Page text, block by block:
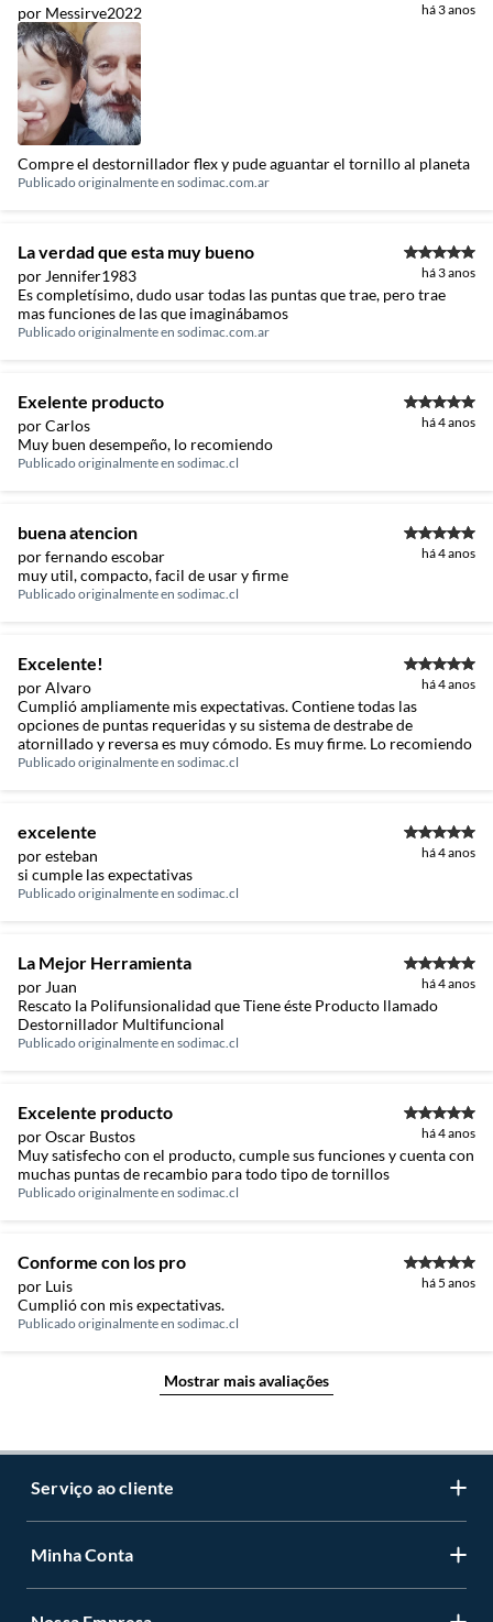
por Messirve2022 há 3 anos
Compre el destornillador flex y pude aguantar el tornillo al planeta
Publicado originalmente en sodimac.com.ar
La verdad que esta muy bueno
por Jennifer1983 há 3 anos
Es completísimo, dudo usar todas las puntas que trae, pero trae
mas funciones de las que imaginábamos
Publicado originalmente en sodimac.com.ar
Exelente producto
por Carlos há 4 anos
Muy buen desempeño, lo recomiendo
Publicado originalmente en sodimac.cl
buena atencion
por fernando escobar há 4 anos
muy util, compacto, facil de usar y firme
Publicado originalmente en sodimac.cl
Excelente!
por Alvaro há 4 anos
Cumplió ampliamente mis expectativas. Contiene todas las
opciones de puntas requeridas y su sistema de destrabe de
atornillado y reversa es muy cómodo. Es muy firme. Lo recomiendo
Publicado originalmente en sodimac.cl
excelente
por esteban há 4 anos
si cumple las expectativas
Publicado originalmente en sodimac.cl
La Mejor Herramienta
por Juan há 4 anos
Rescato la Polifunsionalidad que Tiene éste Producto llamado
Destornillador Multifuncional
Publicado originalmente en sodimac.cl
Excelente producto
por Oscar Bustos há 4 anos
Muy satisfecho con el producto, cumple sus funciones y cuenta con
muchas puntas de recambio para todo tipo de tornillos
Publicado originalmente en sodimac.cl
Conforme con los pro
por Luis há 5 anos
Cumplió con mis expectativas.
Publicado originalmente en sodimac.cl
Mostrar mais avaliações
Serviço ao cliente
Centro de ajuda
Minha Conta